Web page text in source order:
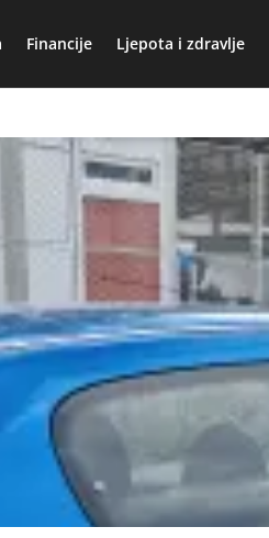
Financije Ljepota i zdravlje